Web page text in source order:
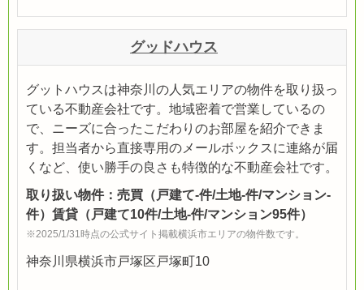
グッドハウス
グットハウスは神奈川の人気エリアの物件を取り扱っ
ている不動産会社です。地域密着で営業しているの
で、ニーズに合ったこだわりのお部屋を紹介できま
す。担当者から直接専用のメールボックスに連絡が届
くなど、使い勝手の良さも特徴的な不動産会社です。
取り扱い物件：売買（戸建て-件/土地-件/マンション-
件）賃貸（戸建て10件/土地-件/マンション95件）
※2025/1/31時点の公式サイト掲載横浜市エリアの物件数です。
神奈川県横浜市戸塚区戸塚町10